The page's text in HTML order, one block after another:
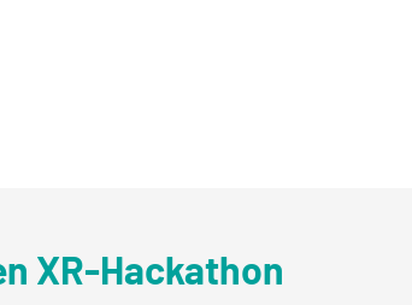
XR-Hackathon